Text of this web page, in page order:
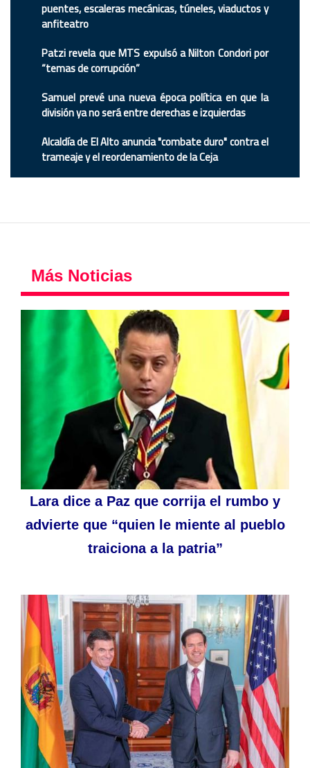
puentes, escaleras mecánicas, túneles, viaductos y
anfiteatro
Patzi revela que MTS expulsó a Nilton Condori por
“temas de corrupción”
Samuel prevé una nueva época política en que la
división ya no será entre derechas e izquierdas
Alcaldía de El Alto anuncia "combate duro" contra el
trameaje y el reordenamiento de la Ceja
Más Noticias
Lara dice a Paz que corrija el rumbo y
advierte que “quien le miente al pueblo
traiciona a la patria”